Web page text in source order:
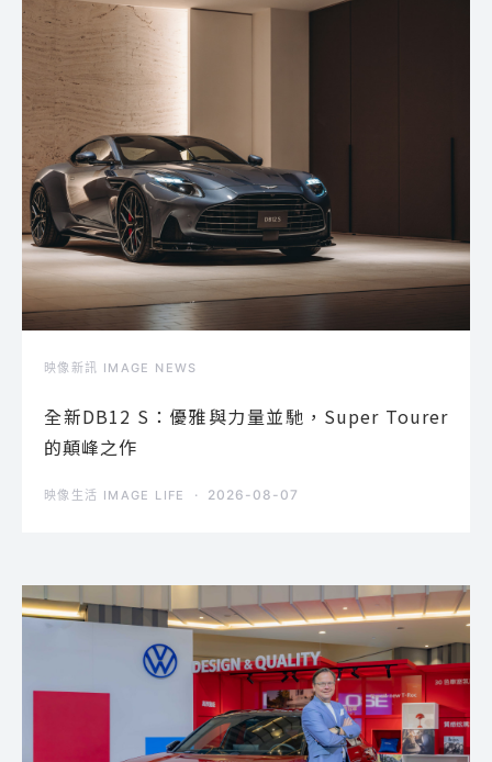
映像新訊 IMAGE NEWS
全新DB12 S：優雅與力量並馳，Super Tourer
的顛峰之作
映像生活 IMAGE LIFE 2026-08-07